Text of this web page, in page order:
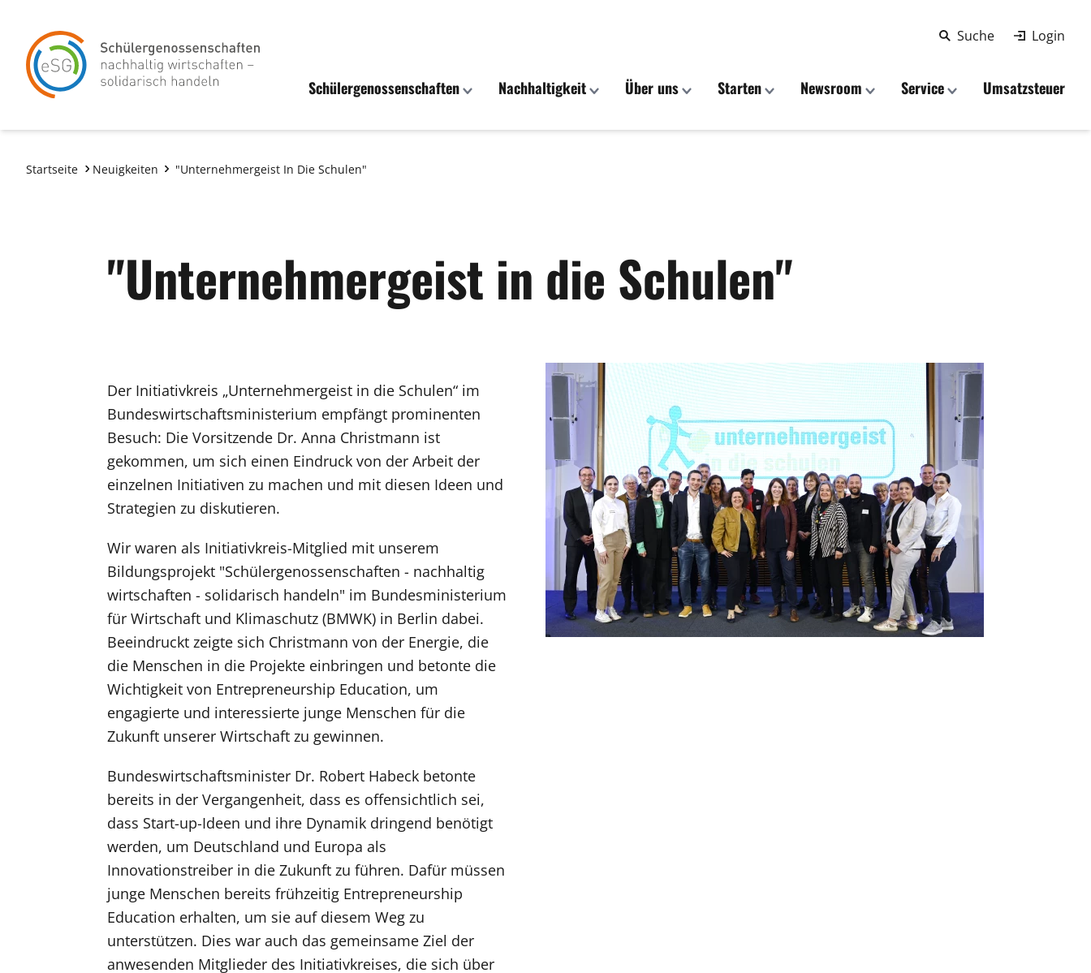
Suche Login
Schülergenossenschaften Nachhaltigkeit Über uns Starten Newsroom Service Umsatzsteuer
Startseite Neuigkeiten "Unternehmergeist In Die Schulen"
"Unternehmergeist in die Schulen"
Der Initiativkreis „Unternehmergeist in die Schulen“ im
Bundeswirtschaftsministerium empfängt prominenten
Besuch: Die Vorsitzende Dr. Anna Christmann ist
gekommen, um sich einen Eindruck von der Arbeit der
einzelnen Initiativen zu machen und mit diesen Ideen und
Strategien zu diskutieren.
Wir waren als Initiativkreis-Mitglied mit unserem
Bildungsprojekt "Schülergenossenschaften - nachhaltig
wirtschaften - solidarisch handeln" im Bundesministerium
für Wirtschaft und Klimaschutz (BMWK) in Berlin dabei.
Beeindruckt zeigte sich Christmann von der Energie, die
die Menschen in die Projekte einbringen und betonte die
Wichtigkeit von Entrepreneurship Education, um
engagierte und interessierte junge Menschen für die
Zukunft unserer Wirtschaft zu gewinnen.
Bundeswirtschaftsminister Dr. Robert Habeck betonte
bereits in der Vergangenheit, dass es offensichtlich sei,
dass Start-up-Ideen und ihre Dynamik dringend benötigt
werden, um Deutschland und Europa als
Innovationstreiber in die Zukunft zu führen. Dafür müssen
junge Menschen bereits frühzeitig Entrepreneurship
Education erhalten, um sie auf diesem Weg zu
unterstützen. Dies war auch das gemeinsame Ziel der
anwesenden Mitglieder des Initiativkreises, die sich über